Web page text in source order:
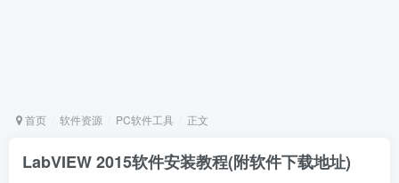
首页 软件资源 PC软件工具 正文
LabVIEW 2015软件安装教程(附软件下载地址)